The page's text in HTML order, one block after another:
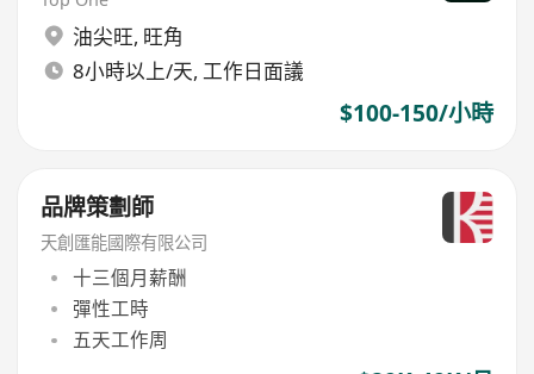
油尖旺, 旺角
8小時以上/天, 工作日面議
$100-150/小時
品牌策劃師
天創匯能國際有限公司
十三個月薪酬
彈性工時
五天工作周